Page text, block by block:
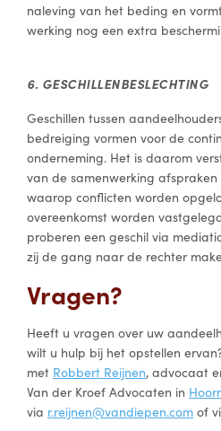
naleving van het beding en
werking nog een extra
6. GESCHILLENBESLECHTING
Geschillen tussen
bedreiging vormen voor de
onderneming. Het is daarom
van de samenwerking
waarop conflicten worden
overeenkomst worden
proberen een geschil via
zij de gang naar de rechter
Vragen?
Heeft u vragen over uw
wilt u hulp bij het opstellen
met Robbert Reijnen, advocaat
Van der Kroef Advocaten in
via r.reijnen@vandiepen.com of